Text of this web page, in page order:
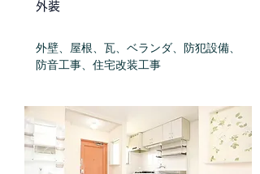
外装
外壁、屋根、瓦、ベランダ、防犯設備、
防音工事、住宅改装工事